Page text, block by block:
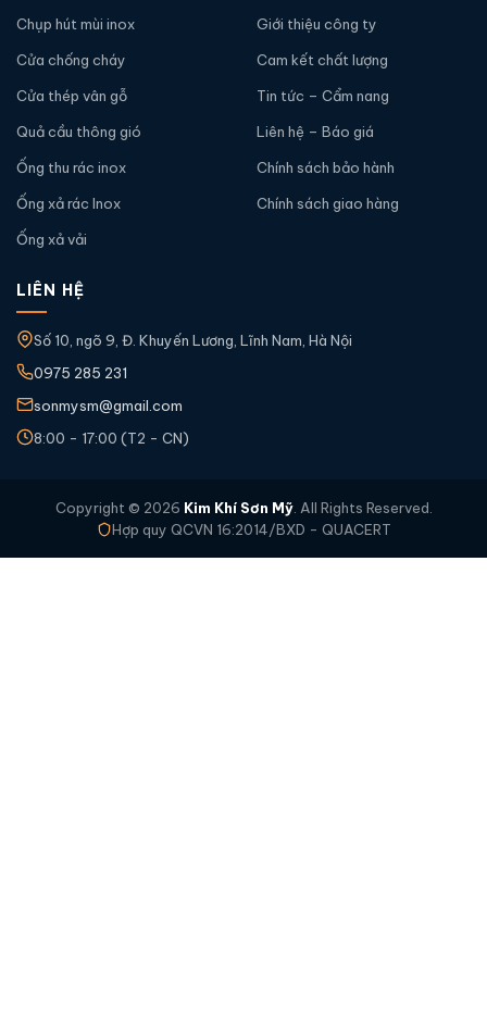
Chụp hút mùi inox
Cửa chống cháy
Cửa thép vân gỗ
Quả cầu thông gió
Ống thu rác inox
Ống xả rác Inox
Ống xả vải
Giới thiệu công ty
Cam kết chất lượng
Tin tức – Cẩm nang
Liên hệ – Báo giá
Chính sách bảo hành
Chính sách giao hàng
LIÊN HỆ
Số 10, ngõ 9, Đ. Khuyến Lương, Lĩnh Nam, Hà Nội
0975 285 231
sonmysm@gmail.com
8:00 - 17:00 (T2 - CN)
Copyright © 2026 Kim Khí Sơn Mỹ. All Rights Reserved.
Hợp quy QCVN 16:2014/BXD - QUACERT